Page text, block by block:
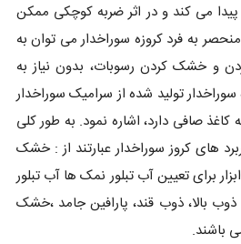
می کند و در اثر ضربه کوچکی ممکن
به فرد کروزه سوراخدار می توان به
و خشک کردن رسوبات، بدون نیاز به
تولید شده از سرامیک سوراخدار
کاغذ صافی دارد، اشاره نمود. به طور کلی
های کروز سوراخدار عبارتند از : خشک
برای تعیین آب تبلور نمک ها آب تبلور
بالا، ذوب قند، پارافین جامد ،خشک
باشند.